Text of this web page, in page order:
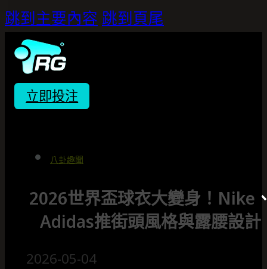
跳到主要內容 跳到頁尾
立即投注
八卦趣聞
2026世界盃球衣大變身！Nike
Adidas推街頭風格與露腰設計
2026-05-04